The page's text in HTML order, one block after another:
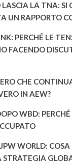
LA TNA: SI
UN RAPPORTO
PERCHÉ LE
FACENDO
CHE
IN AEW?
WBD:
WORLD: COSA